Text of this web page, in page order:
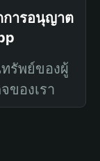
การอนุญาต
รัพย์ของผู้
ของเรา